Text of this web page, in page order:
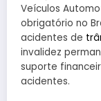
Veículos
obrigatório no
acidentes de
invalidez
suporte
acidentes.